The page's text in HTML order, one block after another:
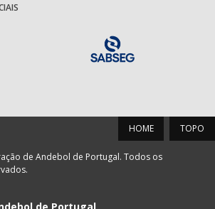
TOPO
HOME
de Andebol de Portugal. Todos os